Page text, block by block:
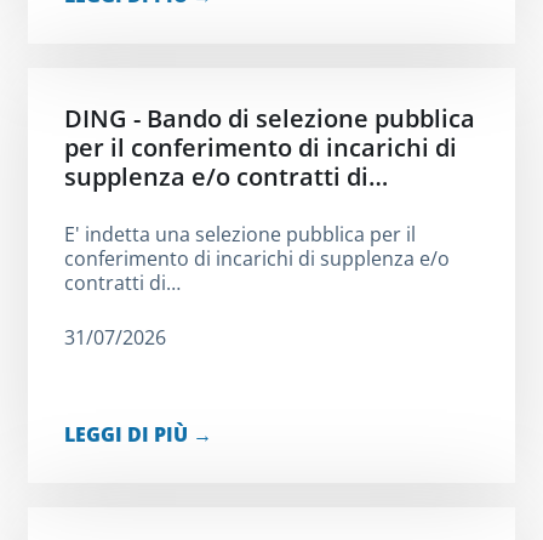
DING - Bando di selezione pubblica
per il conferimento di incarichi di
supplenza e/o contratti di…
E' indetta una selezione pubblica per il
conferimento di incarichi di supplenza e/o
contratti di…
31/07/2026
LEGGI DI PIÙ →